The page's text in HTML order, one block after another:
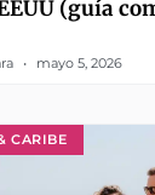
(guía
mayo 5, 2026
CARIBE